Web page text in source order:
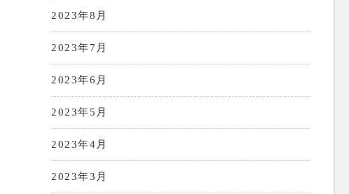
2023年8月
2023年7月
2023年6月
2023年5月
2023年4月
2023年3月